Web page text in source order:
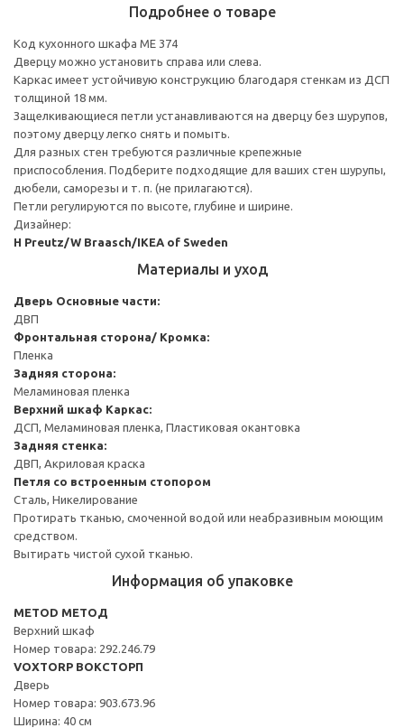
Подробнее о товаре
Код кухонного шкафа ME 374
Дверцу можно установить справа или слева.
Каркас имеет устойчивую конструкцию благодаря стенкам из ДСП
толщиной 18 мм.
Защелкивающиеся петли устанавливаются на дверцу без шурупов,
поэтому дверцу легко снять и помыть.
Для разных стен требуются различные крепежные
приспособления. Подберите подходящие для ваших стен шурупы,
дюбели, саморезы и т. п. (не прилагаются).
Петли регулируются по высоте, глубине и ширине.
Дизайнер:
H Preutz/W Braasch/IKEA of Sweden
Материалы и уход
Дверь Основные части:
ДВП
Фронтальная сторона/ Кромка:
Пленка
Задняя сторона:
Меламиновая пленка
Верхний шкаф Каркас:
ДСП, Меламиновая пленка, Пластиковая окантовка
Задняя стенка:
ДВП, Акриловая краска
Петля со встроенным стопором
Сталь, Никелирование
Протирать тканью, смоченной водой или неабразивным моющим
средством.
Вытирать чистой сухой тканью.
Информация об упаковке
METOD МЕТОД
Верхний шкаф
Номер товара: 292.246.79
VOXTORP ВОКСТОРП
Дверь
Номер товара: 903.673.96
Ширина: 40 см